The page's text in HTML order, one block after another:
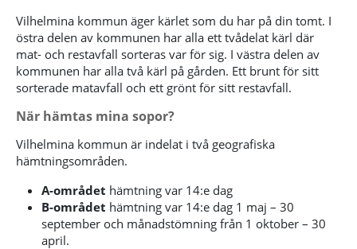
Vilhelmina kommun äger kärlet som du har på din tomt. I
östra delen av kommunen har alla ett tvådelat kärl där
mat- och restavfall sorteras var för sig. I västra delen av
kommunen har alla två kärl på gården. Ett brunt för sitt
sorterade matavfall och ett grönt för sitt restavfall.
När hämtas mina sopor?
Vilhelmina kommun är indelat i två geografiska
hämtningsområden.
A-området hämtning var 14:e dag
B-området hämtning var 14:e dag 1 maj – 30
september och månadstömning från 1 oktober – 30
april.